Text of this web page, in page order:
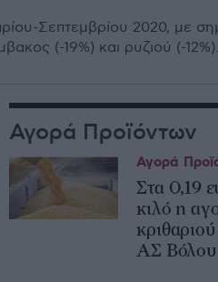
Σεπτεμβρίου 2020, με
(-19%) και ρυζιού (-12%).
Αγορά Προϊόντων
Στα 0,19
κιλό η
ΑΣ Βόλου
Αγορά